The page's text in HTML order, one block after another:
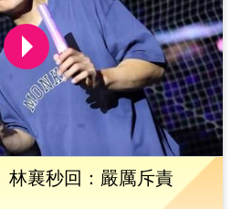
襄秒回：嚴厲斥責